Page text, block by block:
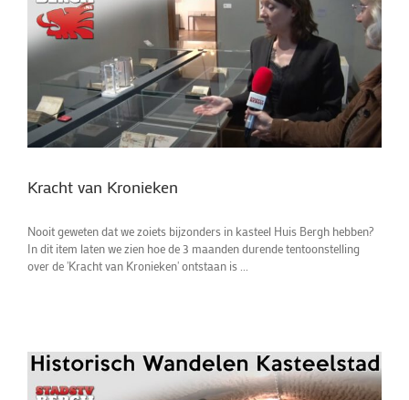
Kracht van Kronieken
Nooit geweten dat we zoiets bijzonders in kasteel Huis Bergh hebben?
In dit item laten we zien hoe de 3 maanden durende tentoonstelling
over de 'Kracht van Kronieken' ontstaan is ...